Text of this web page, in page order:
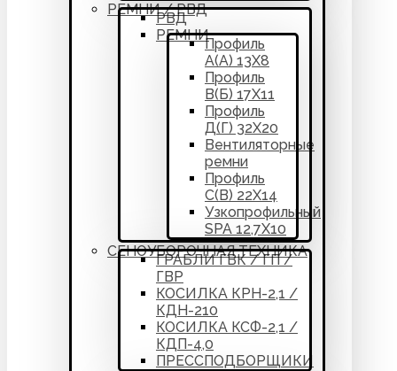
РЕМНИ / РВД
РВД
РЕМНИ
Профиль
А(А) 13Х8
Профиль
В(Б) 17Х11
Профиль
Д(Г) 32Х20
Вентиляторные
ремни
Профиль
С(В) 22Х14
Узкопрофильный
SPA 12,7Х10
СЕНОУБОРОЧНАЯ ТЕХНИКА
ГРАБЛИ ГВК / ГП /
ГВР
КОСИЛКА КРН-2,1 /
КДН-210
КОСИЛКА КСФ-2,1 /
КДП-4,0
ПРЕССПОДБОРЩИКИ